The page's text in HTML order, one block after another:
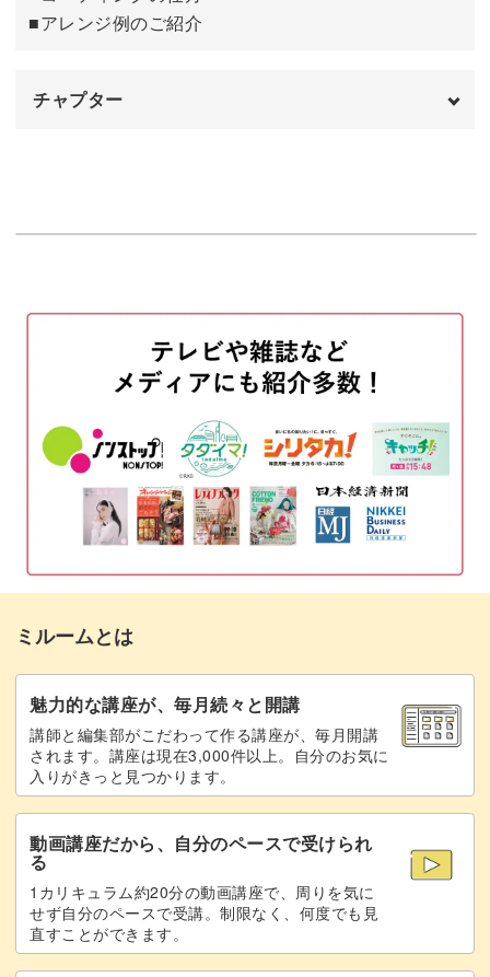
ぜひサロンワークへと取り入れてみてください♪
■アレンジ例のご紹介
チャプター
ベースジェルを塗布する
マグネットジェルを塗布する
バックワイプをしてセンターラインを整え
12:04
マグネットを当てる
反対側にカラージェルを塗布する 19:20
プレアートジェルでコーティングする
バフをかけて全体を曇らせる 26:07
ステッカーを貼る 29:11
プレアートジェルを塗布する
バフをかけてフラットにする
40:10
ミラーパウダーをこする
ノンワイプトップでコーティングする 48:13
ミルームとは
魅力的な講座が、毎月続々と開講
講師と編集部がこだわって作る講座が、毎月開講
されます。講座は現在3,000件以上。自分のお気に
入りがきっと見つかります。
動画講座だから、自分のペースで受けられ
る
1カリキュラム約20分の動画講座で、周りを気に
せず自分のペースで受講。制限なく、何度でも見
直すことができます。